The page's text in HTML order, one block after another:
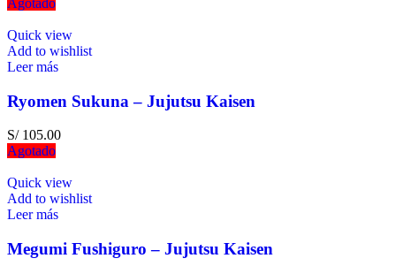
Quick view
Add to wishlist
Leer más
Ryomen Sukuna – Jujutsu Kaisen
S/105.00
Agotado
Quick view
Add to wishlist
Leer más
Megumi Fushiguro – Jujutsu Kaisen